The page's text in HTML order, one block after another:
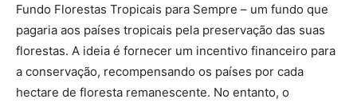
Fundo Florestas Tropicais para Sempre – um fundo que
pagaria aos países tropicais pela preservação das suas
florestas. A ideia é fornecer um incentivo financeiro para
a conservação, recompensando os países por cada
hectare de floresta remanescente. No entanto, o